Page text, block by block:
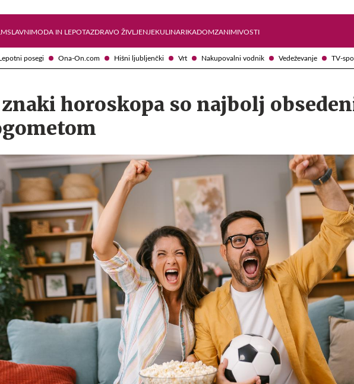
posegi Ona-On.com Hišni ljubljenčki Vrt Nakupovalni vodnik Vedeževanje TV-
SLAVNIMODA IN LEPOTAZDRAVO ŽIVLJENJEKULINARIKADOMZANIMIVOSTI
horoskopa so najbolj